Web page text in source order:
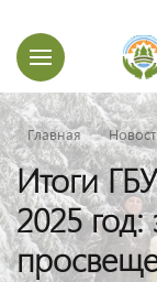
Главная
Итоги
2025 год: